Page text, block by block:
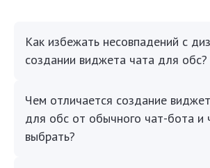
Как избежать несовпадений с
создании виджета чата для обс?
Чем отличается создание
для обс от обычного чат-бота и
выбрать?